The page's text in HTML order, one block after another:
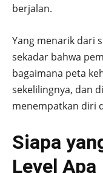
berjalan.
Yang menarik dari
sekadar bahwa
bagaimana peta
sekelilingnya, dan
menempatkan diri
Siapa
Level Apa